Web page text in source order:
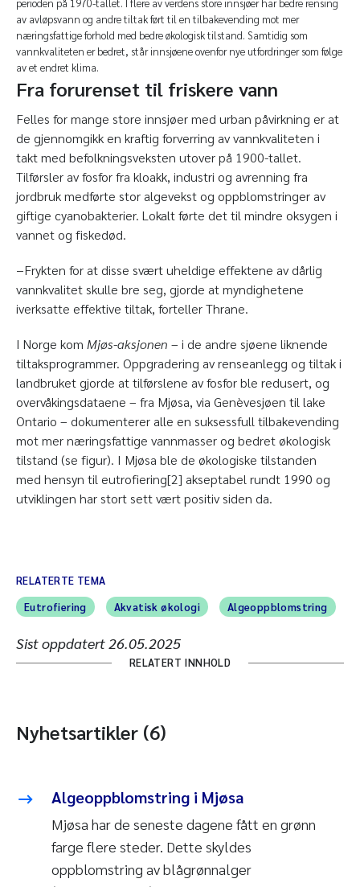
perioden på 1970-tallet. I flere av verdens store innsjøer har bedre rensing
av avløpsvann og andre tiltak ført til en tilbakevending mot mer
næringsfattige forhold med bedre økologisk tilstand. Samtidig som
vannkvaliteten er bedret, står innsjøene ovenfor nye utfordringer som følge
av et endret klima.
Fra forurenset til friskere vann
Felles for mange store innsjøer med urban påvirkning er at
de gjennomgikk en kraftig forverring av vannkvaliteten i
takt med befolkningsveksten utover på 1900-tallet.
Tilførsler av fosfor fra kloakk, industri og avrenning fra
jordbruk medførte stor algevekst og oppblomstringer av
giftige cyanobakterier. Lokalt førte det til mindre oksygen i
vannet og fiskedød.
−Frykten for at disse svært uheldige effektene av dårlig
vannkvalitet skulle bre seg, gjorde at myndighetene
iverksatte effektive tiltak, forteller Thrane.
I Norge kom Mjøs-aksjonen – i de andre sjøene liknende
tiltaksprogrammer. Oppgradering av renseanlegg og tiltak i
landbruket gjorde at tilførslene av fosfor ble redusert, og
overvåkingsdataene – fra Mjøsa, via Genèvesjøen til lake
Ontario – dokumenterer alle en suksessfull tilbakevending
mot mer næringsfattige vannmasser og bedret økologisk
tilstand (se figur). I Mjøsa ble de økologiske tilstanden
med hensyn til eutrofiering[2] akseptabel rundt 1990 og
utviklingen har stort sett vært positiv siden da.
RELATERTE TEMA
Eutrofiering
Akvatisk økologi Algeoppblomstring
Sist oppdatert26.05.2025
RELATERT INNHOLD
Nyhetsartikler (6)
Algeoppblomstring i Mjøsa
Mjøsa har de seneste dagene fått en grønn
farge flere steder. Dette skyldes
oppblomstring av blågrønnalger